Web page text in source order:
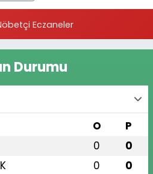
Eczaneler
Durumu
O P
0 0
0 0